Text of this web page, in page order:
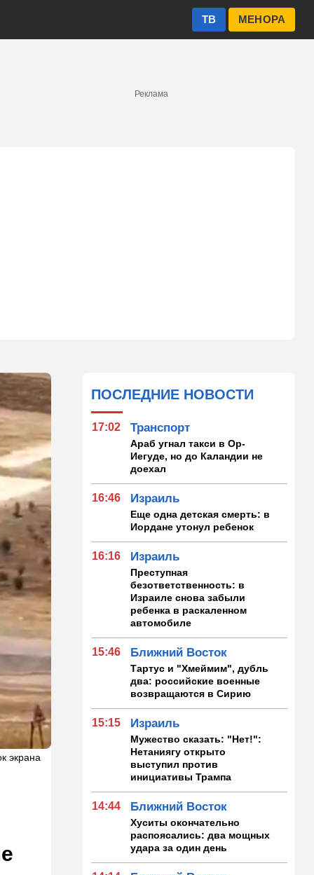
МЕНОРА
ТВ
Реклама
экрана
ПОСЛЕДНИЕ НОВОСТИ
17:02 Транспорт
Араб угнал такси в Ор-
Иегуде, но до Каландии не
доехал
16:46 Израиль
Еще одна детская смерть: в
Иордане утонул ребенок
16:16 Израиль
Преступная
безответственность: в
Израиле снова забыли
ребенка в раскаленном
автомобиле
15:46 Ближний Восток
Тартус и "Хмеймим", дубль
два: российские военные
возвращаются в Сирию
15:15 Израиль
Мужество сказать: "Нет!":
Нетаниягу открыто
выступил против
инициативы Трампа
14:44 Ближний Восток
Хуситы окончательно
распоясались: два мощных
удара за один день